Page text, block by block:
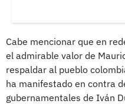
Cabe mencionar que en
el admirable valor de
respaldar al pueblo
ha manifestado en contra
gubernamentales de Iván